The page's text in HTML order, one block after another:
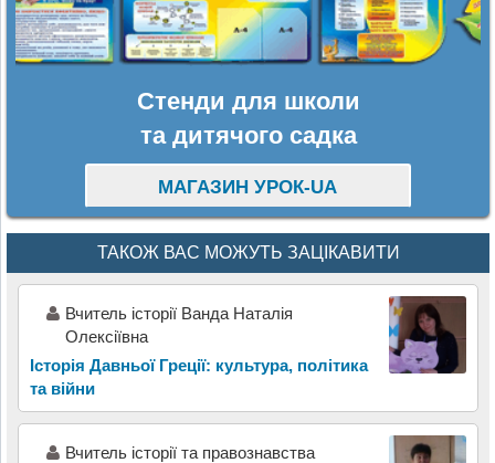
Стенди для школи
та дитячого садка
МАГАЗИН УРОК-UA
ТАКОЖ ВАС МОЖУТЬ ЗАЦІКАВИТИ
Вчитель історії Ванда Наталія
Олексіївна
Історія Давньої Греції: культура, політика
та війни
Вчитель історії та правознавства